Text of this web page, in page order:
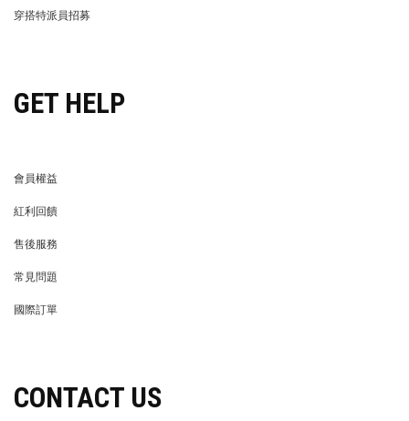
穿搭特派員招募
GET HELP
會員權益
紅利回饋
售後服務
常見問題
國際訂單
CONTACT US